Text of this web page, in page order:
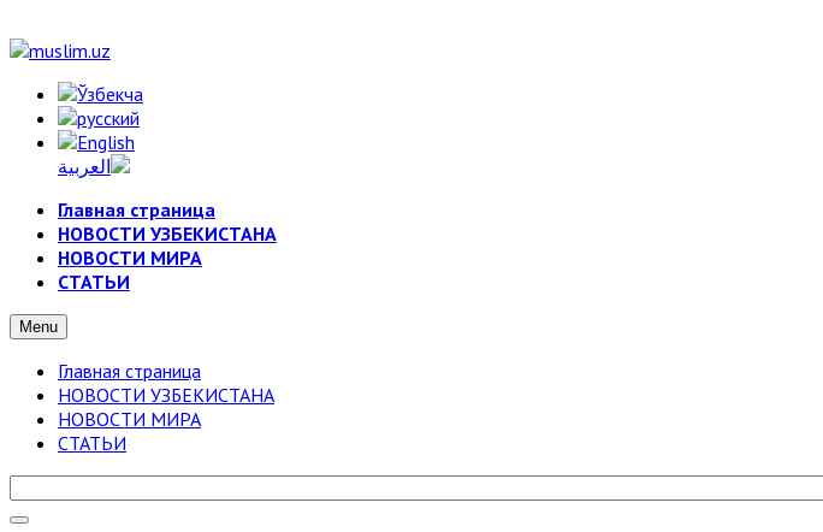
Главная страница
НОВОСТИ УЗБЕКИСТАНА
НОВОСТИ МИРА
СТАТЬИ
Menu
Главная страница
НОВОСТИ УЗБЕКИСТАНА
НОВОСТИ МИРА
СТАТЬИ